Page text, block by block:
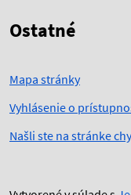
Ostatné
Mapa stránky
Vyhlásenie o
Našli ste na stránke